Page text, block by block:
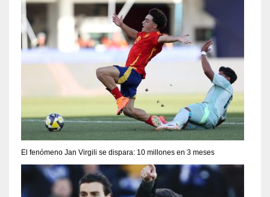
El fenómeno Jan Virgili se dispara: 10 millones en 3 meses